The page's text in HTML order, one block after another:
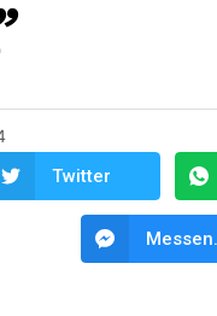
Twitter